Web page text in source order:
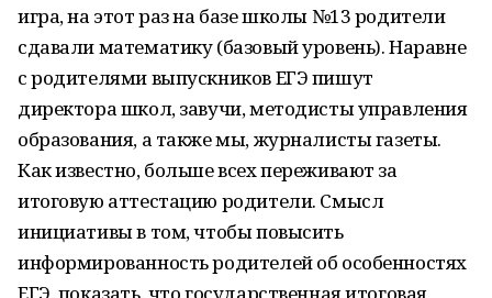
игра, на этот раз на базе школы №13 родители
сдавали математику (базовый уровень). Наравне
с родителями выпускников ЕГЭ пишут
директора школ, завучи, методисты управления
образования, а также мы, журналисты газеты.
Как известно, больше всех переживают за
итоговую аттестацию родители. Смысл
инициативы в том, чтобы повысить
информированность родителей об особенностях